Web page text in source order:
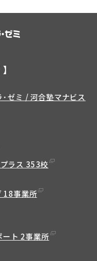
･ゼミ / 河合塾マナビス
ラス 353校
18事業所
ート 2事業所